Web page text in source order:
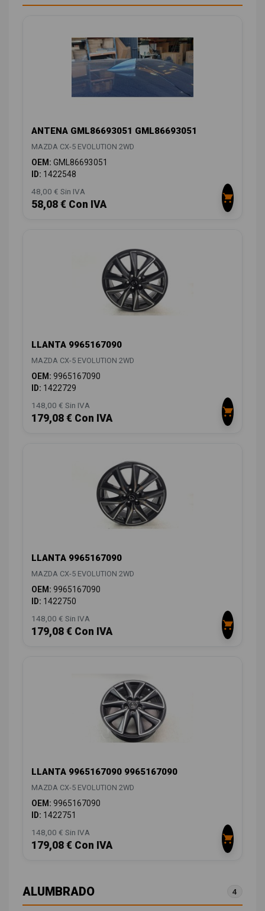
ANTENA GML86693051 GML86693051
MAZDA CX-5 EVOLUTION 2WD
OEM: GML86693051
ID: 1422548
48,00 € Sin IVA
58,08 € Con IVA
LLANTA 9965167090
MAZDA CX-5 EVOLUTION 2WD
OEM: 9965167090
ID: 1422729
148,00 € Sin IVA
179,08 € Con IVA
LLANTA 9965167090
MAZDA CX-5 EVOLUTION 2WD
OEM: 9965167090
ID: 1422750
148,00 € Sin IVA
179,08 € Con IVA
LLANTA 9965167090 9965167090
MAZDA CX-5 EVOLUTION 2WD
OEM: 9965167090
ID: 1422751
148,00 € Sin IVA
179,08 € Con IVA
ALUMBRADO 4